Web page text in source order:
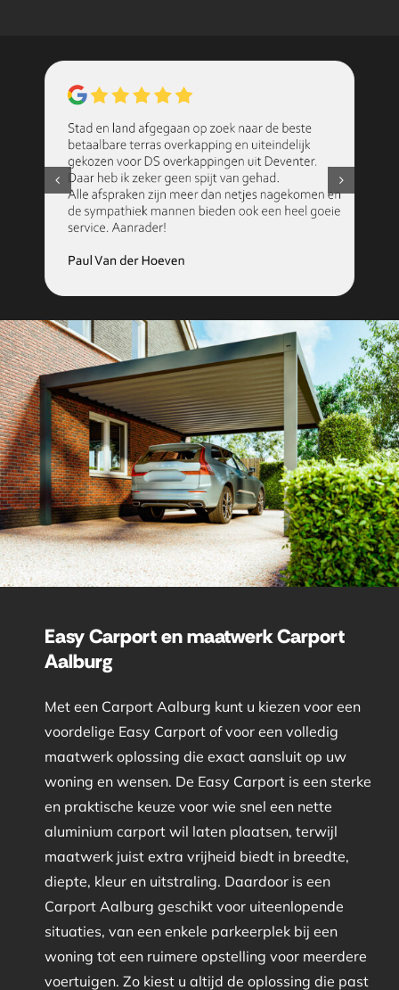
Easy Carport en maatwerk Carport
Aalburg
Met een Carport Aalburg kunt u kiezen voor een
voordelige Easy Carport of voor een volledig
maatwerk oplossing die exact aansluit op uw
woning en wensen. De Easy Carport is een sterke
en praktische keuze voor wie snel een nette
aluminium carport wil laten plaatsen, terwijl
maatwerk juist extra vrijheid biedt in breedte,
diepte, kleur en uitstraling. Daardoor is een
Carport Aalburg geschikt voor uiteenlopende
situaties, van een enkele parkeerplek bij een
woning tot een ruimere opstelling voor meerdere
voertuigen. Zo kiest u altijd de oplossing die past